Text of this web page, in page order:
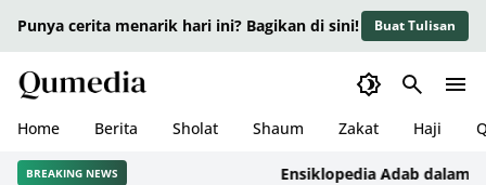
Punya cerita menarik hari ini? Bagikan di sini! Buat Tulisan
Home Berita Sholat Shaum Zakat Haji
BREAKING NEWS Ensiklopedia Adab dalam